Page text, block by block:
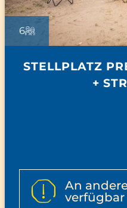
6
STELLPLATZ
+
An
verfügbar